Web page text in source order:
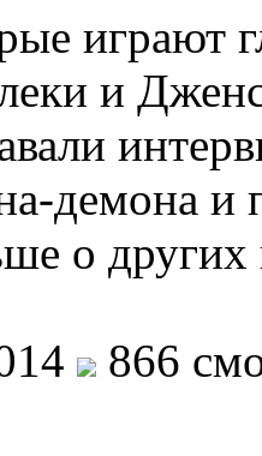
играют
и
демона и
о
866